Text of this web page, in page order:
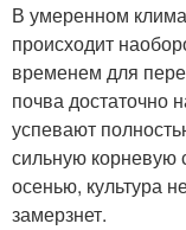
В умеренном
происходит
временем для
почва достаточно
успевают
сильную корневую
осенью, культура
замерзнет.